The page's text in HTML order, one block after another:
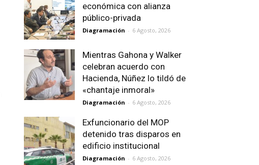
económica con alianza
público-privada
Diagramación - 6 Agosto, 2026
Mientras Gahona y Walker
celebran acuerdo con
Hacienda, Núñez lo tildó de
«chantaje inmoral»
Diagramación - 6 Agosto, 2026
Exfuncionario del MOP
detenido tras disparos en
edificio institucional
Diagramación - 6 Agosto, 2026